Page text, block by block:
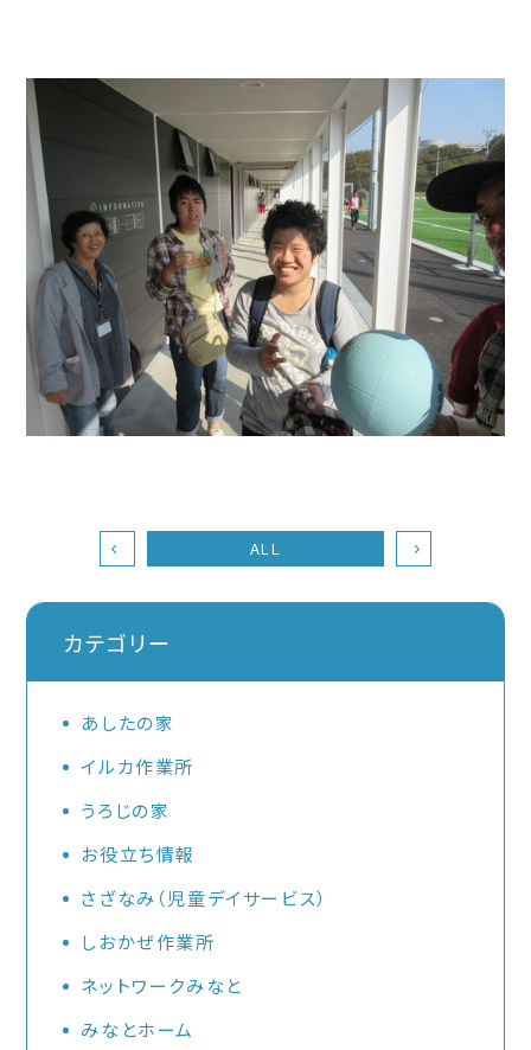
ALL
カテゴリー
あしたの家
イルカ作業所
うろじの家
お役立ち情報
さざなみ（児童デイサービス）
しおかぜ作業所
ネットワークみなと
みなとホーム